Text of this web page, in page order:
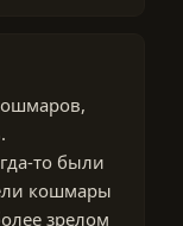
то были
кошмары
зрелом